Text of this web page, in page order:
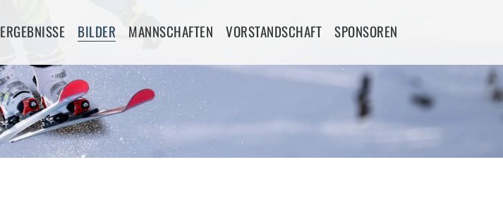
ERGEBNISSE BILDER MANNSCHAFTEN VORSTANDSCHAFT SPONSOREN